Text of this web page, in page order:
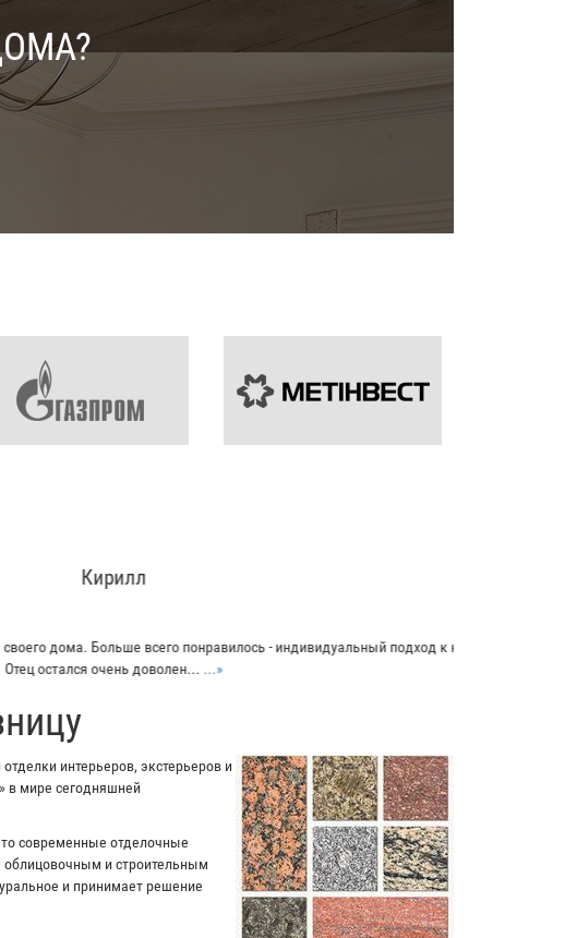
подход к клиенту.
интерьеров, экстерьеров и
в мире сегодняшней
современные отделочные
и строительным
и принимает решение